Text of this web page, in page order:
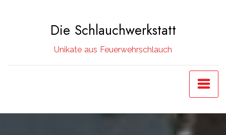
Die Schlauchwerkstatt
Unikate aus Feuerwehrschlauch